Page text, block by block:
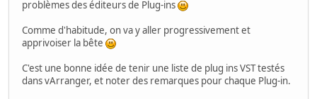
problèmes des éditeurs de Plug-ins
Comme d'habitude, on va y aller progressivement et
apprivoiser la bête
C'est une bonne idée de tenir une liste de plug ins VST testés
dans vArranger, et noter des remarques pour chaque Plug-in.